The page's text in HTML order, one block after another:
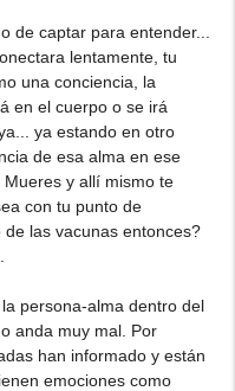
de captar para entender...
lentamente, tu
una conciencia, la
en el cuerpo o se irá
ya estando en otro
de esa alma en ese
y allí mismo te
con tu punto de
las vacunas entonces?
persona-alma dentro del
anda muy mal. Por
han informado y están
emociones como